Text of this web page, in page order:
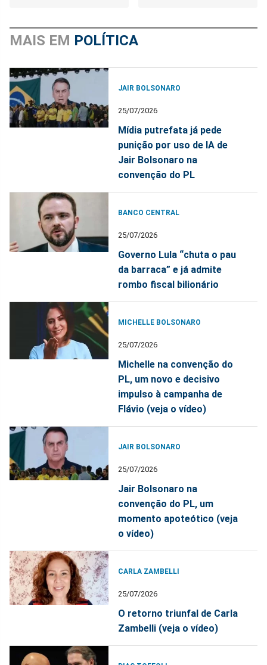
MAIS EM POLÍTICA
JAIR BOLSONARO
25/07/2026
Mídia putrefata já pede
punição por uso de IA de
Jair Bolsonaro na
convenção do PL
BANCO CENTRAL
25/07/2026
Governo Lula “chuta o pau
da barraca” e já admite
rombo fiscal bilionário
MICHELLE BOLSONARO
25/07/2026
Michelle na convenção do
PL, um novo e decisivo
impulso à campanha de
Flávio (veja o vídeo)
JAIR BOLSONARO
25/07/2026
Jair Bolsonaro na
convenção do PL, um
momento apoteótico (veja
o vídeo)
CARLA ZAMBELLI
25/07/2026
O retorno triunfal de Carla
Zambelli (veja o vídeo)